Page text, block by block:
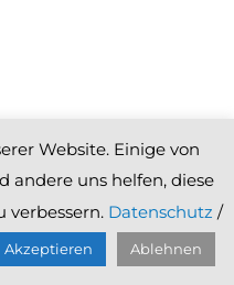
Website. Einige von
andere uns helfen, diese
verbessern. Datenschutz /
Akzeptieren Ablehnen